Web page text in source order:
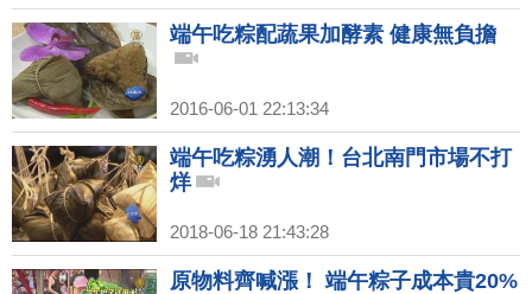
端午吃粽配蔬果加酵素 健康無負擔
2016-06-01 22:13:34
端午吃粽湧人潮！台北南門市場不打
烊
2018-06-18 21:43:28
原物料齊喊漲！ 端午粽子成本貴20%